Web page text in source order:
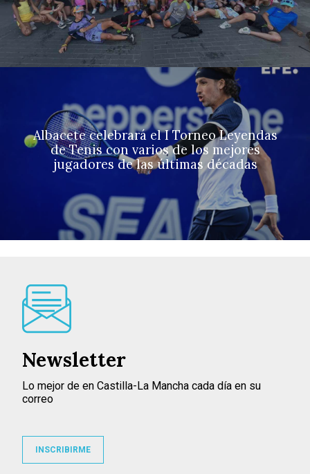
Albacete celebrará el I Torneo Leyendas
de Tenis con varios de los mejores
jugadores de las últimas décadas
Newsletter
Lo mejor de en Castilla-La Mancha cada día en su
correo
INSCRIBIRME